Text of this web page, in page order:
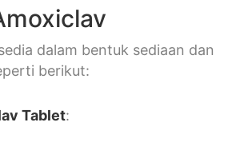
dalam bentuk sediaan dan
berikut:
Tablet: